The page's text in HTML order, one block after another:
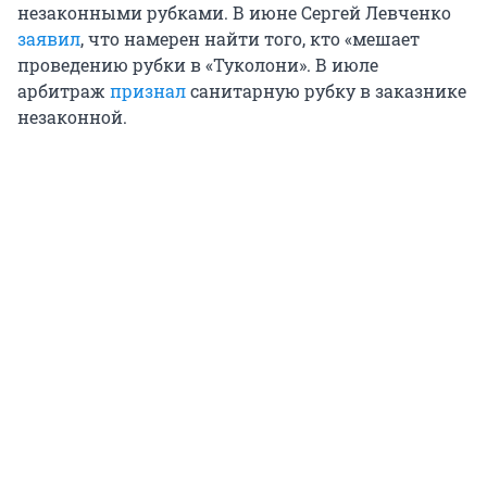
незаконными рубками. В июне Сергей Левченко
заявил, что намерен найти того, кто «мешает
проведению рубки в «Туколони». В июле
арбитраж призналсанитарную рубку в заказнике
незаконной.